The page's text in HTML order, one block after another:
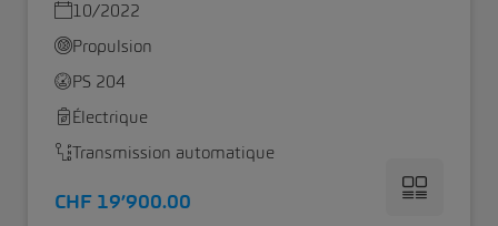
10/2022
Propulsion
PS 204
Électrique
Transmission automatique
CHF 19’900.00